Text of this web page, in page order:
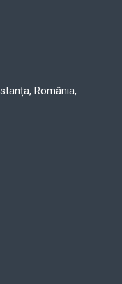
România,